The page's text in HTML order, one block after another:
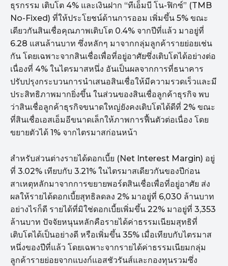
ธุรกรรม เติบโต 4% และเงินฝาก “ทีเอ็มบี โน-ฟิกซ์” (TMB
No-Fixed) ที่ให้ประโยชน์ด้านการออม เพิ่มขึ้น 5% ขณะ
เดียวกันสินเชื่อคุณภาพเติบโต 0.4% จากปีที่แล้ว มาอยู่ที่
6.28 แสนล้านบาท ซึ่งหลักๆ มาจากกลุ่มลูกค้ารายย่อยเช่น
กัน โดยเฉพาะจากสินเชื่อเพื่อที่อยู่อาศัยซึ่งเติบโตได้อย่างต่อ
เนื่องที่ 4% ในไตรมาสหนึ่ง อันเป็นผลจากการที่ธนาคาร
ปรับปรุงกระบวนการนำเสนอสินเชื่อให้มีความรวดเร็วและมี
ประสิทธิภาพมากยิ่งขึ้น ในส่วนของสินเชื่อลูกค้าธุรกิจ พบ
ว่าสินเชื่อลูกค้าธุรกิจขนาดใหญ่ยังคงเติบโตได้ดีที่ 2% ขณะ
ที่สินเชื่อเอสเอ็มอีขนาดเล็กให้ภาพการฟื้นตัวต่อเนื่อง โดย
ขยายตัวได้ 1% จากไตรมาสก่อนหน้า
สำหรับส่วนต่างรายได้ดอกเบี้ย (Net Interest Margin) อยู่
ที่ 3.02% เทียบกับ 3.21% ในไตรมาสเดียวกันของปีก่อน
สาเหตุหลักมาจากการขยายพอร์ตสินเชื่อเพื่อที่อยู่อาศัย ส่ง
ผลให้รายได้ดอกเบี้ยสุทธิลดลง 2% มาอยู่ที่ 6,030 ล้านบาท
อย่างไรก็ดี รายได้ที่มิใช่ดอกเบี้ยเพิ่มขึ้น 22% มาอยู่ที่ 3,353
ล้านบาท ปัจจัยหนุนหลักคือรายได้ค่าธรรมเนียมสุทธิที่
เติบโตได้เป็นอย่างดี หรือเพิ่มขึ้น 35% เมื่อเทียบกับไตรมาส
หนึ่งของปีที่แล้ว โดยเฉพาะจากรายได้ค่าธรรมเนียมกลุ่ม
ลูกค้ารายย่อยจากแบงก์แอสชัวรันส์และกองทุนรวมซึ่ง